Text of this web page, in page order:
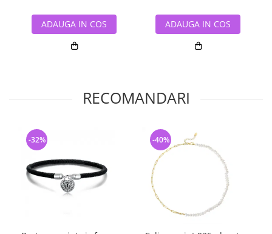
ADAUGA IN COS ADAUGA IN COS
RECOMANDARI
-32% -40%